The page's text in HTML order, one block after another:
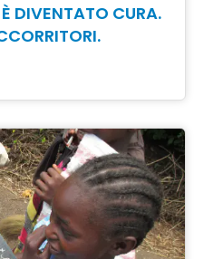
DIVENTATO CURA.